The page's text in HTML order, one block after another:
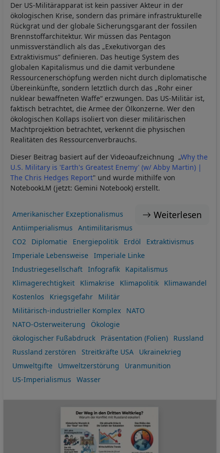
Der US-Militärapparat ist kein passiver Akteur in der
ökologischen Krise, sondern das primäre infrastrukturelle
Rückgrat und der globale Sicherungsgarant der fossilen
Brennstoffarchitektur. Wir müssen das Pentagon
unmissverständlich als das „Exekutivorgan des
Extraktivismus“ definieren. Das heutige System des
globalen Kapitalismus und die damit verbundene
Ressourcenerschöpfung werden nicht durch diplomatische
Übereinkünfte, sondern letztlich durch das „Rohr einer
nuklear bewaffneten Waffe“ erzwungen. Das US-Militär ist,
faktisch betrachtet, die Armee der Ölkonzerne. Wer den
ökologischen Kollaps isoliert von dieser militärischen
Machtprojektion betrachtet, verkennt die physischen
Realitäten des Ressourcenverbrauchs.
Dieser Beitrag basiert auf der Videoaufzeichnung „Why the
U.S. Military is 'Earth's Greatest Enemy' (w/ Abby Martin) |
The Chris Hedges Report" und wurde mithilfe von
NotebookLM (jetzt: Gemini Notebook) erstellt.
Weiterlesen
Amerikanischer Exzeptionalismus
Antiimperialismus
Antimilitarismus
CO2
Diplomatie Energiepolitik Erdöl
Extraktivismus
Imperiale Lebensweise
Imperiale Linke
Industriegesellschaft
Infografik
Kapitalismus
Klimagerechtigkeit
Klimakrise Klimapolitik
Klimawandel
Kostenlos
Kriegsgefahr
Militär
Militärisch-industrieller Komplex
NATO
NATO-Osterweiterung
Ökologie
ökologischer Fußabdruck
Präsentation (Folien)
Russland
Russland zerstören
Streitkräfte USA
Ukrainekrieg
Umweltgifte
Umweltzerstörung
Uranmunition
US-Imperialismus
Wasser